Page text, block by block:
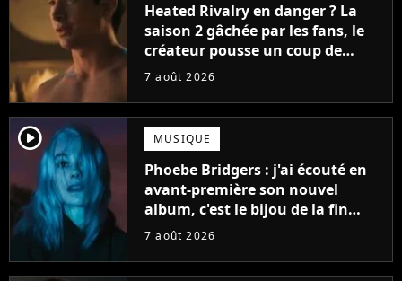
Heated Rivalry en danger ? La
saison 2 gâchée par les fans, le
créateur pousse un coup de
gueule
7 août 2026
player2 MUSIQUE
Phoebe Bridgers : j'ai écouté en
avant-première son nouvel
album, c'est le bijou de la fin
d'été
7 août 2026